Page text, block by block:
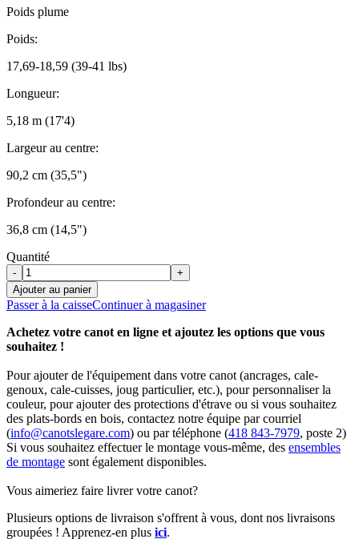
Poids plume
Poids:
17,69-18,59 (39-41 lbs)
Longueur:
5,18 m (17'4)
Largeur au centre:
90,2 cm (35,5")
Profondeur au centre:
36,8 cm (14,5")
Quantité
-
+
Ajouter au panier
Passer à la caisseContinuer à magasiner
Achetez votre canot en ligne et ajoutez les options que vous
souhaitez !
Pour ajouter de l'équipement dans votre canot (ancrages, cale-
genoux, cale-cuisses, joug particulier, etc.), pour personnaliser la
couleur, pour ajouter des protections d'étrave ou si vous souhaitez
des plats-bords en bois, contactez notre équipe par courriel
(info@canotslegare.com) ou par téléphone (418 843-7979, poste 2)
Si vous souhaitez effectuer le montage vous-même, des ensembles
de montage sont également disponibles.
Vous aimeriez faire livrer votre canot?
Plusieurs options de livraison s'offrent à vous, dont nos livraisons
groupées ! Apprenez-en plus ici.